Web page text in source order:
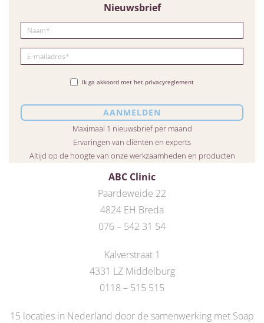
ABC Clinic
Paardeweide 22
4824 EH Breda
076 – 542 31 54
Kalverstraat 1
4331 LZ Middelburg
0118 – 515 515
15 locaties in Nederland door de samenwerking met Soap
Nieuwsbrief
Ik ga akkoord met het privacyreglement
Maximaal 1 nieuwsbrief per maand
Ervaringen van cliënten en experts
Altijd op de hoogte van onze werkzaamheden en producten